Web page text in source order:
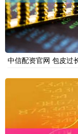
中信配资官网 包皮过